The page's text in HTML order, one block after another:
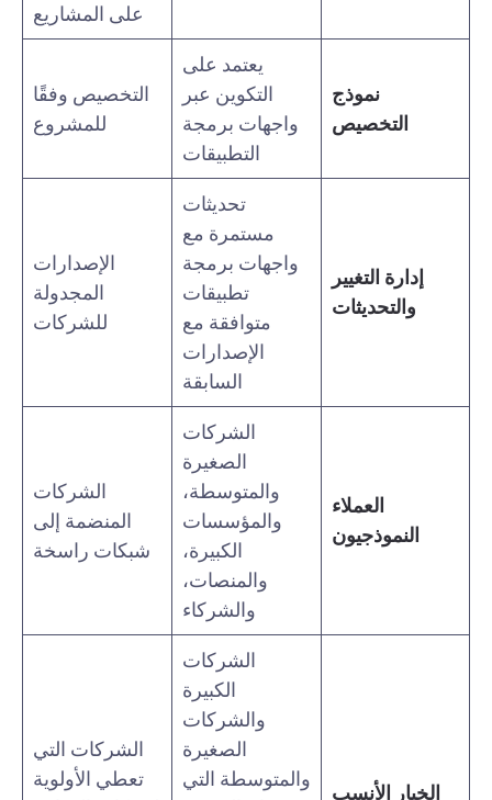
على المشاريع
نموذج
التخصيص
يعتمد على
التكوين عبر
واجهات برمجة
التطبيقات
التخصيص وفقًا
للمشروع
إدارة التغيير
والتحديثات
تحديثات
مستمرة مع
واجهات برمجة
تطبيقات
متوافقة مع
الإصدارات
السابقة
الإصدارات
المجدولة
للشركات
العملاء
النموذجيون
الشركات
الصغيرة
والمتوسطة،
والمؤسسات
الكبيرة،
والمنصات،
والشركاء
الشركات
المنضمة إلى
شبكات راسخة
الخيار الأنسب
الشركات
الكبيرة
والشركات
الصغيرة
والمتوسطة التي
الشركات التي
تعطي الأولوية